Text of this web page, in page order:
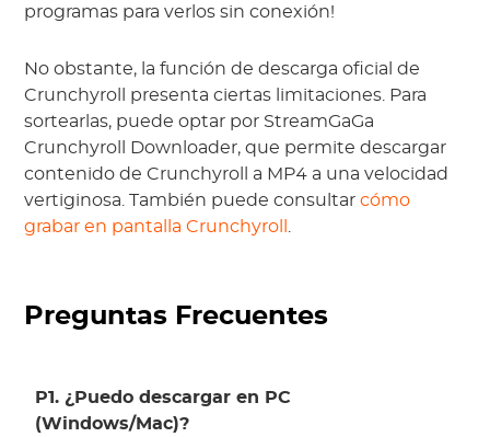
programas para verlos sin conexión!
No obstante, la función de descarga oficial de
Crunchyroll presenta ciertas limitaciones. Para
sortearlas, puede optar por StreamGaGa
Crunchyroll Downloader, que permite descargar
contenido de Crunchyroll a MP4 a una velocidad
vertiginosa. También puede consultarcómo
grabar en pantalla Crunchyroll .
Preguntas Frecuentes
P1. ¿Puedo descargar en PC
(Windows/Mac)?